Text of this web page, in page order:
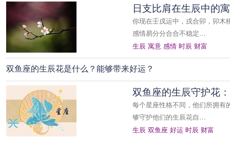
日支比肩在生辰中的
你现在壬戌运中，戌合卯，卯木
感情易分分合合不稳定…
生辰 寓意 感情 时辰 财富
双鱼座的生辰花是什么？能够带来好运？
双鱼座的生辰守护花
每个星座性格不同，他们所拥有
够守护他们的生辰花自…
生辰 双鱼座 好运 时辰 财富